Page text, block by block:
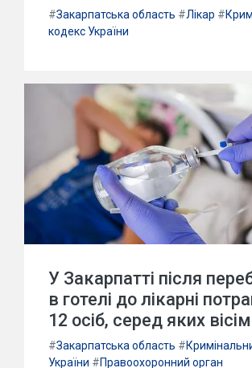
#Закарпатська область #Лікар #
кодекс України
У Закарпатті після
в готелі до лікарні
12 осіб, серед яких
#Закарпатська область #
України #Правоохоронний орган